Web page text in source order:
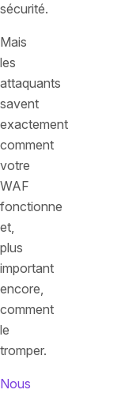
sécurité.
Mais
les
attaquants
savent
exactement
comment
votre
WAF
fonctionne
et,
plus
important
encore,
comment
le
tromper.
Nous